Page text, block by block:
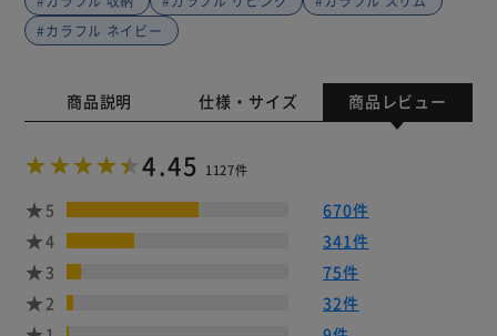
#カラフル ネイビー
商品説明 仕様・サイズ 商品レビュー
4.45 1127件
5
670件
4
341件
3
75件
2
32件